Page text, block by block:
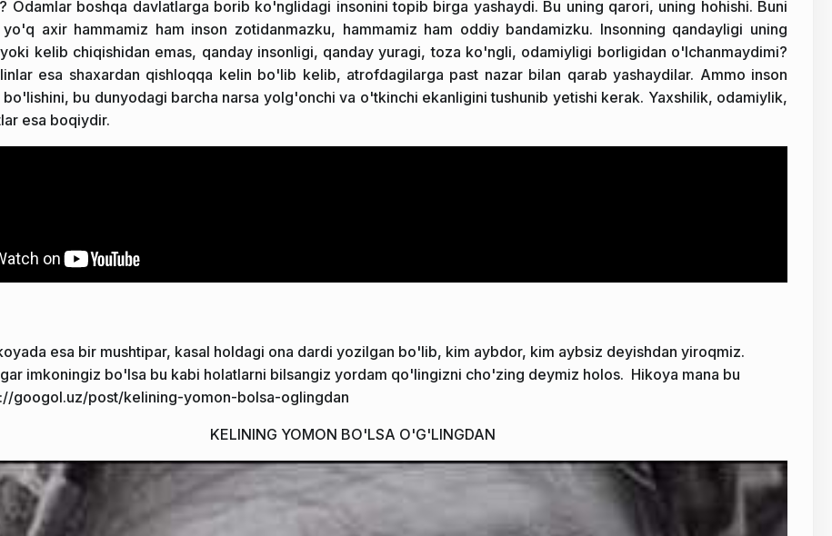
Odamlar boshqa davlatlarga borib ko'nglidagi insonini topib birga yashaydi. Bu uning qarori, uning hohishi. Buni
axir hammamiz ham inson zotidanmazku, hammamiz ham oddiy bandamizku. Insonning qandayligi uning
kelib chiqishidan emas, qanday insonligi, qanday yuragi, toza ko'ngli, odamiyligi borligidan o'lchanmaydimi?
esa shaxardan qishloqqa kelin bo'lib kelib, atrofdagilarga past nazar bilan qarab yashaydilar. Ammo inson
bo'lishini, bu dunyodagi barcha narsa yolg'onchi va o'tkinchi ekanligini tushunib yetishi kerak. Yaxshilik, odamiylik,
esa boqiydir.
esa bir mushtipar, kasal holdagi ona dardi yozilgan bo'lib, kim aybdor, kim aybsiz deyishdan yiroqmiz.
imkoningiz bo'lsa bu kabi holatlarni bilsangiz yordam qo'lingizni cho'zing deymiz holos. Hikoya mana bu
googol.uz/post/kelining-yomon-bolsa-oglingdan
KELINING YOMON BO'LSA O'G'LINGDAN